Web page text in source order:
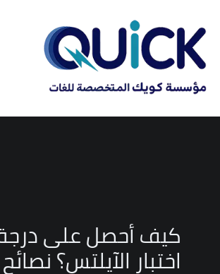
اختبار الآيلتس؟